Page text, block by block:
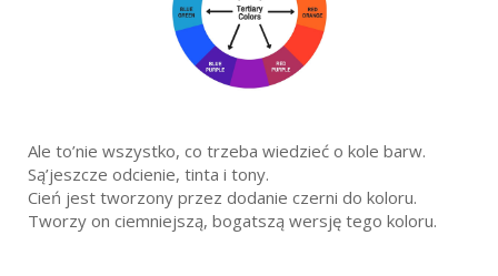
Ale to’nie wszystko, co trzeba wiedzieć o kole barw.
Są’jeszcze odcienie, tinta i tony.
Cień jest tworzony przez dodanie czerni do koloru.
Tworzy on ciemniejszą, bogatszą wersję tego koloru.